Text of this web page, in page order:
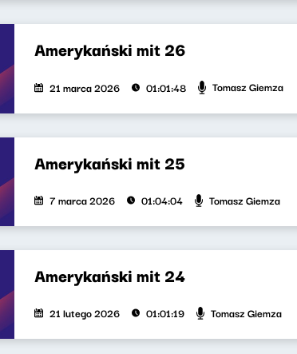
Amerykański mit 26
21 marca 2026 01:01:48 Tomasz Giemza
Amerykański mit 25
7 marca 2026 01:04:04 Tomasz Giemza
Amerykański mit 24
21 lutego 2026 01:01:19 Tomasz Giemza